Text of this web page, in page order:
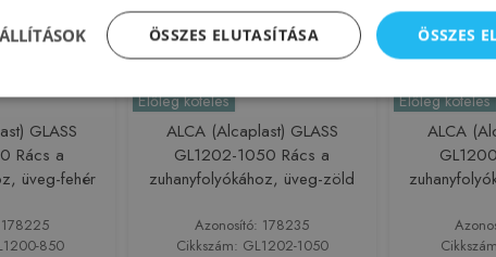
GLASS
Rács a
üveg-fehér
850
Előleg köteles
ALCA (Alcaplast) GLASS
GL1202-1050 Rács a
zuhanyfolyókához, üveg-zöld
Azonosító: 178235
Cikkszám: GL1202-1050
Előleg köteles
ALCA
ÖSSZES
ÖSSZES ELUTASÍTÁSA